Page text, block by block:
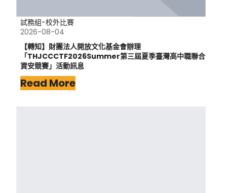
試務組-校外比賽
2026-08-04
【轉知】財團法人開放文化基金會辦理
「THJCCCTF2026Summer第三屆夏季臺灣高中職聯合
資安競賽」活動訊息
Read More